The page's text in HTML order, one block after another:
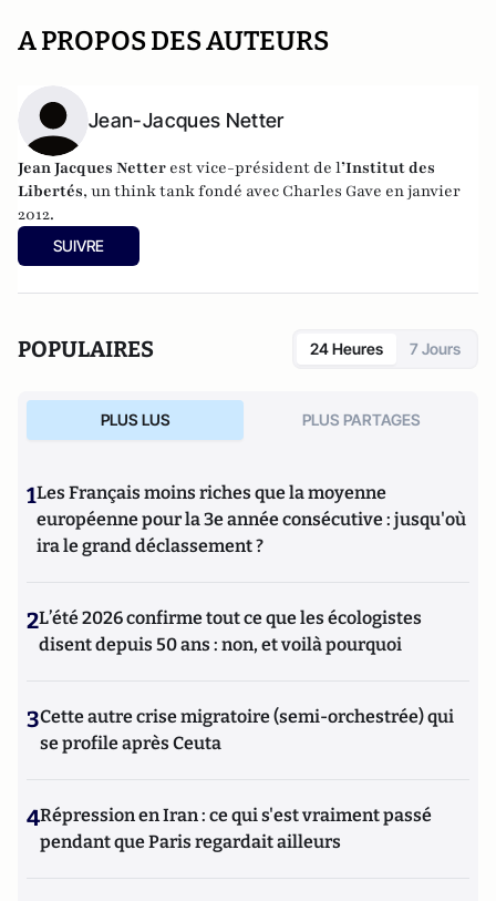
A PROPOS DES AUTEURS
Jean-Jacques Netter
Jean Jacques Netter est vice-président de l’Institut des
Libertés, un think tank fondé avec Charles Gave en janvier
2012.
SUIVRE
POPULAIRES 24 Heures 7 Jours
PLUS LUS PLUS PARTAGES
1Les Français moins riches que la moyenne
européenne pour la 3e année consécutive : jusqu'où
ira le grand déclassement ?
2L’été 2026 confirme tout ce que les écologistes
disent depuis 50 ans : non, et voilà pourquoi
3Cette autre crise migratoire (semi-orchestrée) qui
se profile après Ceuta
4Répression en Iran : ce qui s'est vraiment passé
pendant que Paris regardait ailleurs